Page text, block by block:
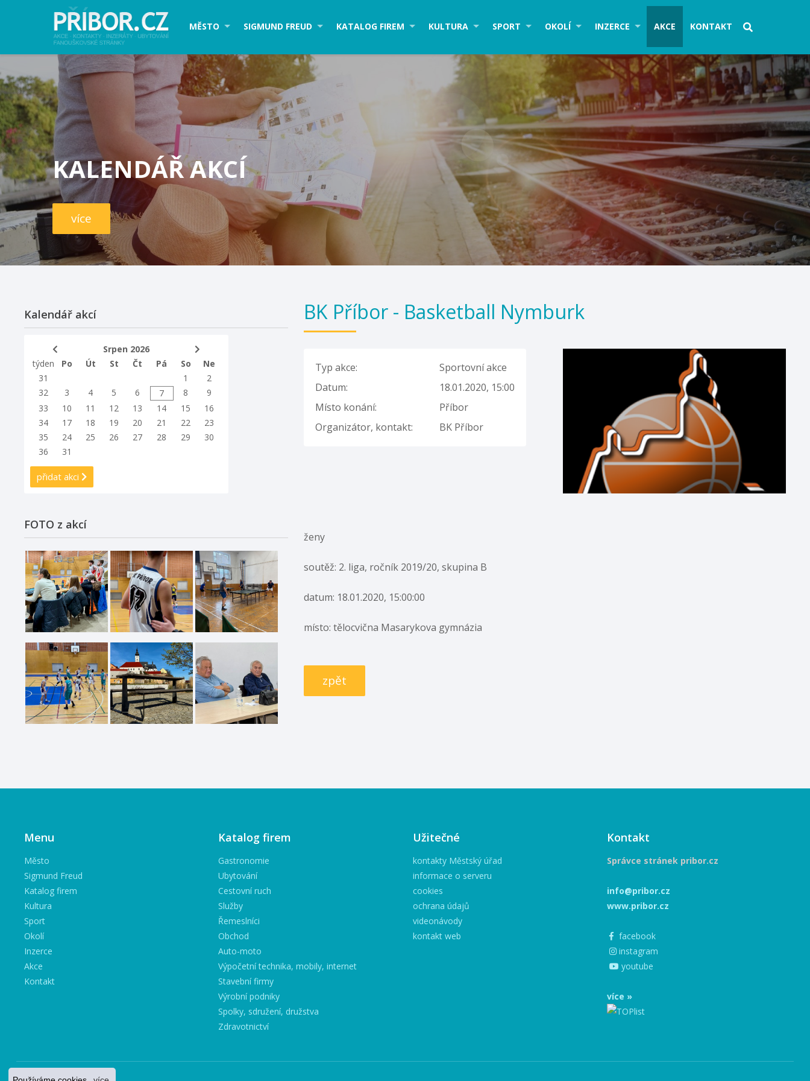
MĚSTO SIGMUND FREUD KATALOG FIREM KULTURA SPORT OKOLÍ INZERCE AKCE KONTAKT
KALENDÁŘ AKCÍ
více
BK Příbor - Basketball Nymburk
Typ akce:
Sportovní akce
Datum:
18.01.2020, 15:00
Místo konání:
Příbor
Organizátor, kontakt:
BK Příbor
ženy
soutěž: 2. liga, ročník 2019/20, skupina B
datum: 18.01.2020, 15:00:00
místo: tělocvična Masarykova gymnázia
zpět
Kalendář akcí
Srpen 2026
týden
Po Út St Čt Pá So
Ne
31
1
2
32
3 4 5 6 7 8
9
33
10 11 12 13 14 15
16
34
17 18 19 20 21 22
23
35
24 25 26 27 28 29
30
36
31
přidat akci
FOTO z akcí
Menu
Město
Sigmund Freud
Katalog firem
Kultura
Sport
Okolí
Inzerce
Akce
Kontakt
Katalog firem
Gastronomie
Ubytování
Cestovní ruch
Služby
Řemeslníci
Obchod
Auto-moto
Výpočetní technika, mobily, internet
Stavební firmy
Výrobní podniky
Spolky, sdružení, družstva
Zdravotnictví
Užitečné
kontakty Městský úřad
informace o serveru
cookies
ochrana údajů
videonávody
kontakt web
Kontakt
Správce stránek pribor.cz
info@pribor.cz
www.pribor.cz
facebook
instagram
youtube
více »